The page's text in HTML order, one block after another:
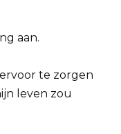
aan.
te zorgen
leven zou